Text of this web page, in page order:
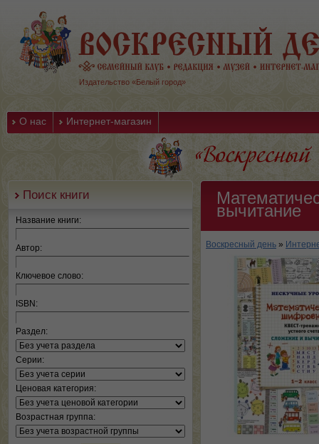
Издательство «Белый город»
О нас Интернет-магазин
Поиск книги
Название книги:
Автор:
Ключевое слово:
ISBN:
Раздел:
Серии:
Ценовая категория:
Возрастная группа:
вычитание
Воскресный день »